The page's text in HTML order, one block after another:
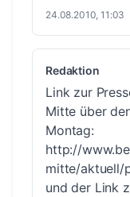
24.08.2010, 11:03
Redaktion
Link zur
Mitte über
Montag:
http://
mitte/aktuell/
und der Link